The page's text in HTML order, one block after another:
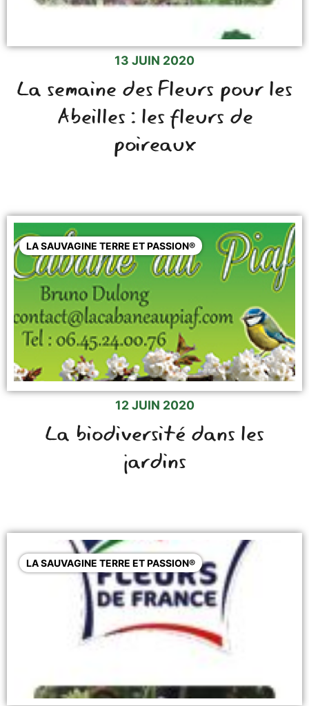
13 JUIN 2020
La semaine des Fleurs pour les
Abeilles : les fleurs de
poireaux
LA SAUVAGINE TERRE ET PASSION®
12 JUIN 2020
La biodiversité dans les
jardins
LA SAUVAGINE TERRE ET PASSION®